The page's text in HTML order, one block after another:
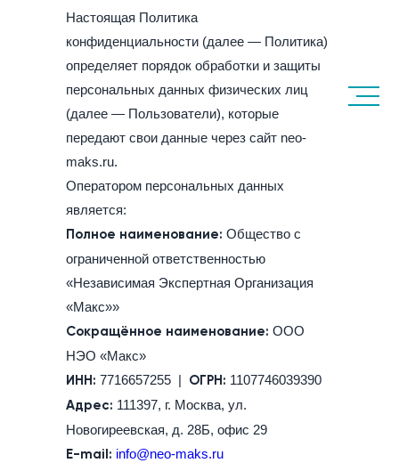
Настоящая Политика
конфиденциальности (далее — Политика)
определяет порядок обработки и защиты
персональных данных физических лиц
(далее — Пользователи), которые
передают свои данные через сайт neo-
maks.ru.
Оператором персональных данных
является:
Полное наименование: Общество с
ограниченной ответственностью
«Независимая Экспертная Организация
«Макс»»
Сокращённое наименование: ООО
НЭО «Макс»
ИНН: 7716657255 | ОГРН: 1107746039390
Адрес: 111397, г. Москва, ул.
Новогиреевская, д. 28Б, офис 29
E-mail: info@neo-maks.ru